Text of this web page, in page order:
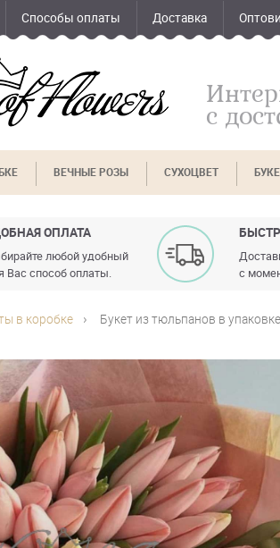
Способы оплаты Доставка
с
ВЕЧНЫЕ РОЗЫ СУХОЦВЕТ
ОПЛАТА
любой удобный
Вас способ оплаты.
с
в коробке Букет из тюльпанов в упаковке